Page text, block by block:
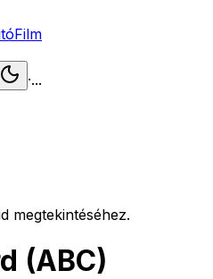
Film
·...
megtekintéséhez.
(ABC)